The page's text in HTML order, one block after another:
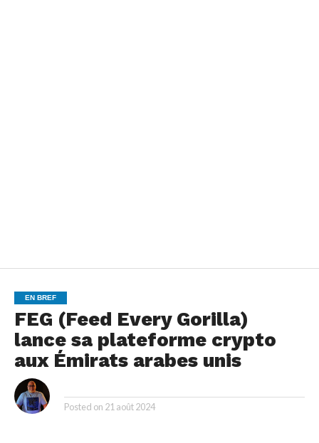
EN BREF
FEG (Feed Every Gorilla)
lance sa plateforme crypto
aux Émirats arabes unis
Posted on 21 août 2024